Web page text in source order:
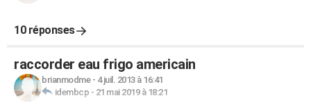
10 réponses
raccorder eau frigo americain
brianmodme- 4 juil. 2013 à 16:41
idembcp - 21 mai 2019 à 18:21